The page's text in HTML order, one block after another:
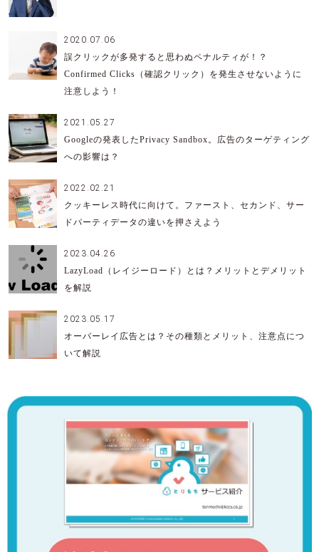
2020.07.06
誤クリックが多発すると思わぬペナルティが！？
Confirmed Clicks（確認クリック）を発生させないように
注意しよう！
2021.05.27
Googleの発表したPrivacy Sandbox。広告のターゲティング
への影響は？
2022.02.21
クッキーレス時代に向けて。ファースト、セカンド、サー
ドパーティデータの違いを押さえよう
2023.04.26
LazyLoad（レイジーロード）とは？メリットとデメリット
を解説
2023.05.17
オーバーレイ広告とは？その種類とメリット、注意点につ
いて解説